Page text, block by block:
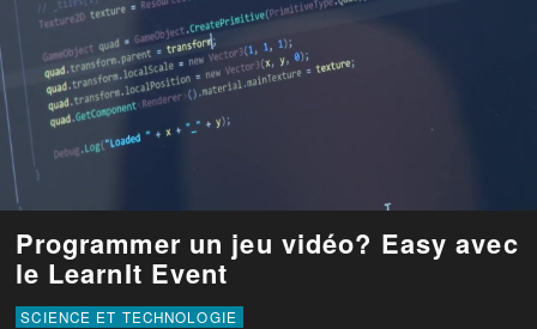
Programmer un jeu vidéo? Easy avec
le LearnIt Event
SCIENCE ET TECHNOLOGIE